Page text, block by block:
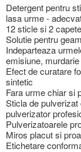
Detergent pentru
lasa urme -
12 sticle si 2
Solutie pentru
Indeparteaza
emisiune,
Efect de curatare
sintetic
Fara urme chiar si
Sticla de
pulverizator
Pulverizatoarele
Miros placut si
Etichetare